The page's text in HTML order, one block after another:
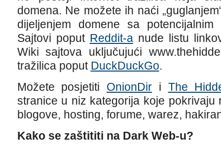
domena. Ne možete ih naći
dijeljenjem domene sa potencijalnim
Sajtovi poput Reddit-anude listu
Wiki sajtova uključujući
tražilica poput DuckDuckGo.
Možete posjetiti OnionDir i The
stranice u niz kategorija koje pokrivaju
blogove, hosting, forume, warez,
Kako se zaštititi na Dark Web-u?